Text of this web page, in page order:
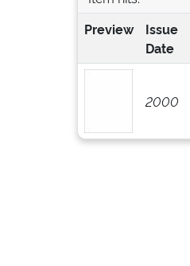
Preview
Issue
Date
2000